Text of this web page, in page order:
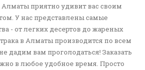
приятно удивит вас своим
У нас представлены самые
- от легких десертов до жареных
в Алматы производится по всем
дадим вам проголодаться! Заказать
в любое удобное время. Просто